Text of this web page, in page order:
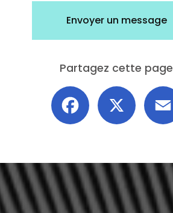
Envoyer un message
Partagez cette page
Facebook